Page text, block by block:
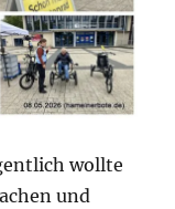
wollte
und